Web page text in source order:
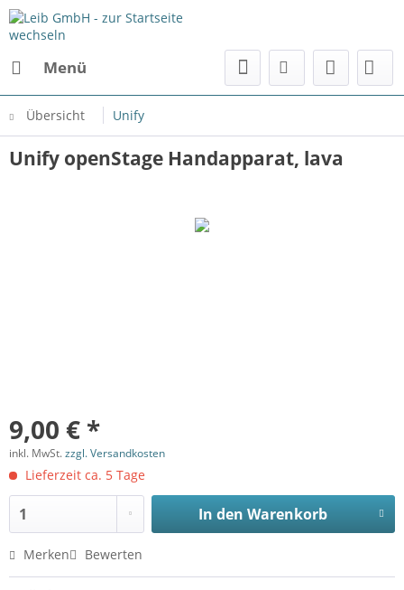
Menü
Übersicht Unify
Unify openStage Handapparat, lava
9,00 € *
inkl. MwSt.zzgl. Versandkosten
Lieferzeit ca. 5 Tage
In den Warenkorb
Merken Bewerten